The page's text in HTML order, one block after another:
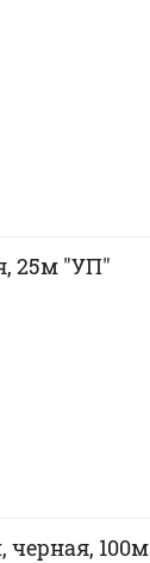
25м "УП"
черная, 100м